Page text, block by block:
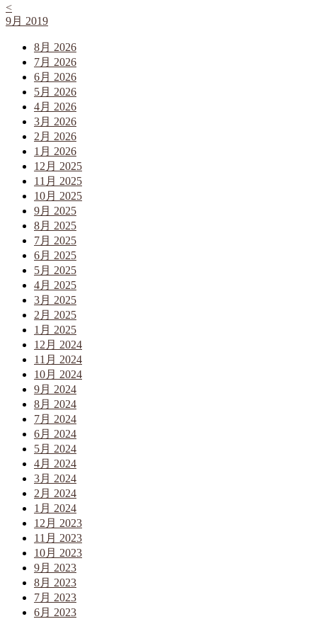
<
9月 2019
8月 2026
7月 2026
6月 2026
5月 2026
4月 2026
3月 2026
2月 2026
1月 2026
12月 2025
11月 2025
10月 2025
9月 2025
8月 2025
7月 2025
6月 2025
5月 2025
4月 2025
3月 2025
2月 2025
1月 2025
12月 2024
11月 2024
10月 2024
9月 2024
8月 2024
7月 2024
6月 2024
5月 2024
4月 2024
3月 2024
2月 2024
1月 2024
12月 2023
11月 2023
10月 2023
9月 2023
8月 2023
7月 2023
6月 2023